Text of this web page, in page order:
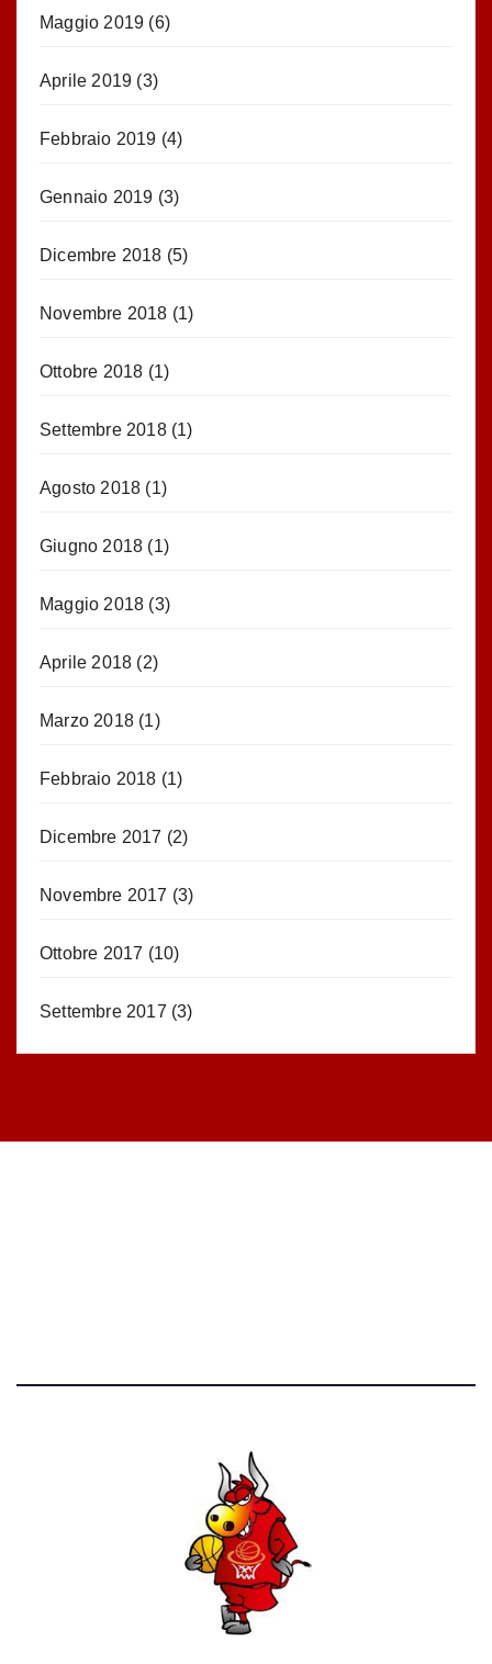
Maggio 2019 (6)
Aprile 2019 (3)
Febbraio 2019 (4)
Gennaio 2019 (3)
Dicembre 2018 (5)
Novembre 2018 (1)
Ottobre 2018 (1)
Settembre 2018(1)
Agosto 2018 (1)
Giugno 2018 (1)
Maggio 2018 (3)
Aprile 2018 (2)
Marzo 2018 (1)
Febbraio 2018 (1)
Dicembre 2017 (2)
Novembre 2017 (3)
Ottobre 2017 (10)
Settembre 2017 (3)